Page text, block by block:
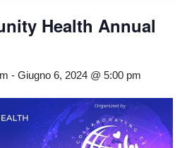
Health Annual
- Giugno 6, 2024 @ 5:00 pm